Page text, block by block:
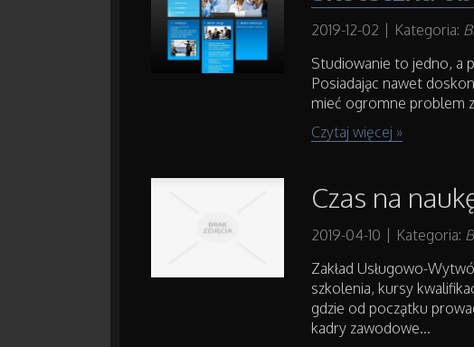
2019-12-02 Kategoria:
Studiowanie to jedno, a
Posiadając nawet
mieć ogromne problem
Czytaj więcej »
Czas na
2019-04-10 Kategoria:
Zakład Usługowo-
szkolenia, kursy
gdzie od początku
kadry zawodowe...